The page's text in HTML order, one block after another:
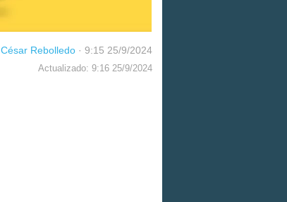
César Rebolledo · 9:15 25/9/2024
Actualizado: 9:16 25/9/2024